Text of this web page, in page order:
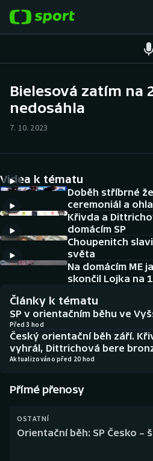
Hokej
Cyklistika
DALŠÍ SPORTY
Americký fotbal
Baseball a softbal
Basketbal
Biatlon
Boby a skeleton
Box
Curling
NEPŘEHLÉDNĚTE
Historické návraty
Aplikace ČT sport
Bielesová zatím na
nedosáhla
7. 10. 2023
Videa k tématu
Doběh stříbrné
ceremoniál a
Křivda a
domácím SP
Choupenitch
světa
Na domácím ME
skončil Lojka na
Články k tématu
SP v orientačním běhu ve
Před 3 hod
Český orientační běh září.
vyhrál, Dittrichová bere
Aktualizováno před 20 hod
Přímé přenosy
OSTATNÍ
Orientační běh: SP Česko –